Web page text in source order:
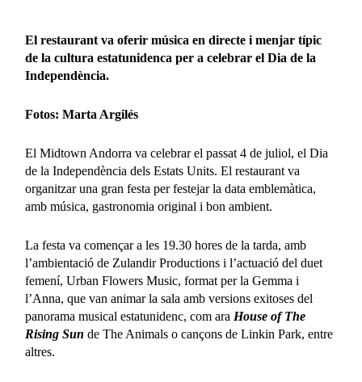
El restaurant va oferir música en directe i menjar típic
de la cultura estatunidenca per a celebrar el Dia de la
Independència.
Fotos: Marta Argilés
El Midtown Andorra va celebrar el passat 4 de juliol, el Dia
de la Independència dels Estats Units. El restaurant va
organitzar una gran festa per festejar la data emblemàtica,
amb música, gastronomia original i bon ambient.
La festa va començar a les 19.30 hores de la tarda, amb
l’ambientació de Zulandir Productions i l’actuació del duet
femení, Urban Flowers Music, format per la Gemma i
l’Anna, que van animar la sala amb versions exitoses del
panorama musical estatunidenc, com araHouse of The
Rising Sun de The Animals o cançons de Linkin Park, entre
altres.